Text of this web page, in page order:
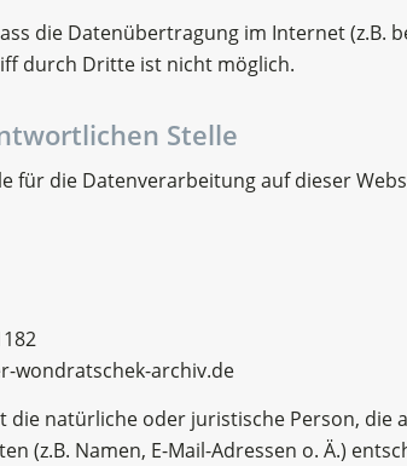
die Datenübertragung im Internet (z.B.
durch Dritte ist nicht möglich.
Stelle
für die Datenverarbeitung auf dieser
wondratschek-archiv.de
die natürliche oder juristische Person,
(z.B. Namen, E-Mail-Adressen o. Ä.)